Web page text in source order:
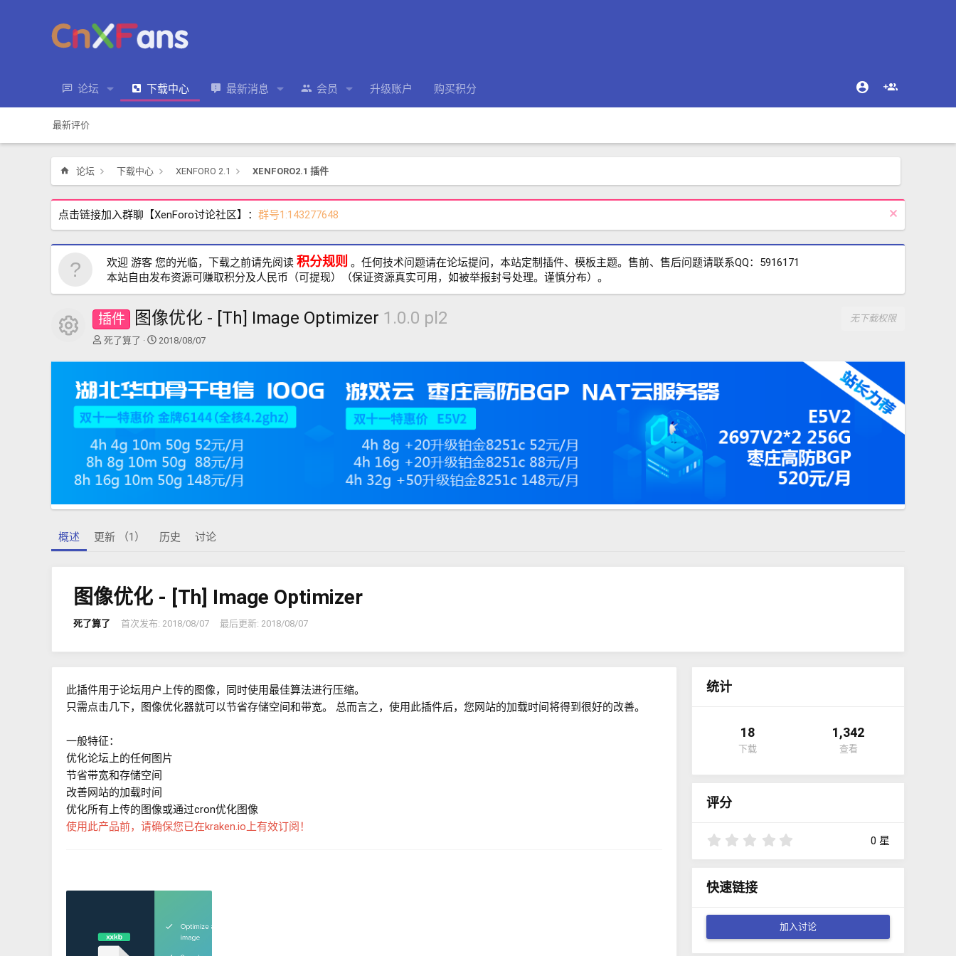
论坛 下载中心 最新消息 会员 升级账户 购买积分
最新评价
论坛 下载中心 XENFORO 2.1 XENFORO2.1 插件
点击链接加入群聊【XenForo讨论社区】： 群号1:143277648
欢迎 游客 您的光临，下载之前请先阅读 积分规则 。任何技术问题请在论坛提问，本站定制插件、模板主题。售前、售后问题请联系QQ：5916171
本站自由发布资源可赚取积分及人民币（可提现）（保证资源真实可用，如被举报封号处理。谨慎分布）。
资源图标
插件 图像优化 - [Th] Image Optimizer 1.0.0 pl2
无下载权限
作
死了算了
创
日
2018/08/07
概述 更新 （1） 历史 讨论
图像优化 - [Th] Image Optimizer
死了算了 首次发布: 2018/08/07 最后更新: 2018/08/07
此插件用于论坛用户上传的图像，同时使用最佳算法进行压缩。
只需点击几下，图像优化器就可以节省存储空间和带宽。 总而言之，使用此插件后，您网站的加载时间将得到很好的改善。
一般特征：
优化论坛上的任何图片
节省带宽和存储空间
改善网站的加载时间
优化所有上传的图像或通过cron优化图像
使用此产品前，请确保您已在kraken.io上有效订阅！
统计
18
下载
1,342
查看
评分
0 星
快速链接
加入讨论